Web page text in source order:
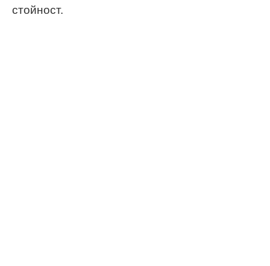
стойност.